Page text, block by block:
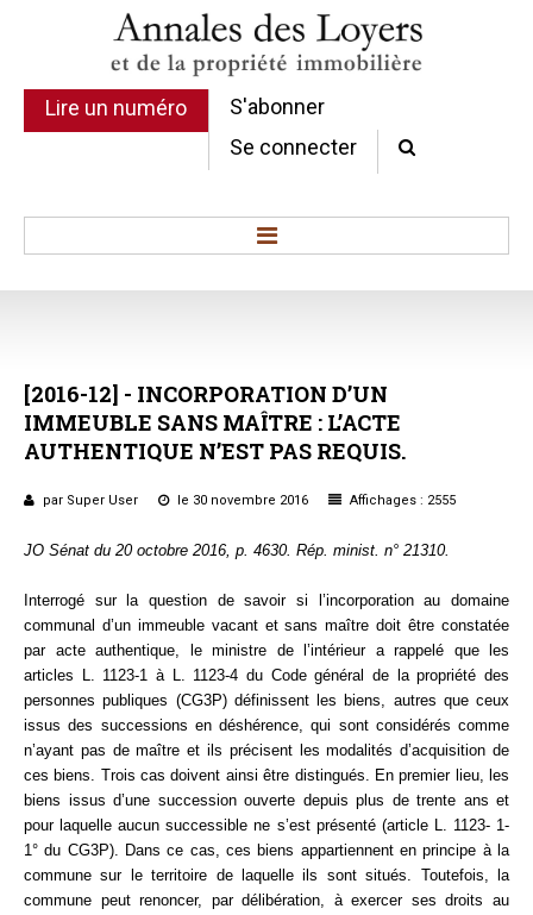
Lire un numéro
S'abonner
Se connecter
Sommaires
Chroniques
Etudes de texte
Réponses ministérielles
Formez-vous !
[2016-12] - INCORPORATION D’UN
IMMEUBLE SANS MAÎTRE : L’ACTE
AUTHENTIQUE N’EST PAS REQUIS.
par Super User le 30 novembre 2016 Affichages : 2555
JO Sénat du 20 octobre 2016, p. 4630. Rép. minist. n° 21310.
Interrogé sur la question de savoir si l’incorporation au domaine
communal d’un immeuble vacant et sans maître doit être constatée
par acte authentique, le ministre de l’intérieur a rappelé que les
articles L. 1123-1 à L. 1123-4 du Code général de la propriété des
personnes publiques (CG3P) définissent les biens, autres que ceux
issus des successions en déshérence, qui sont considérés comme
n’ayant pas de maître et ils précisent les modalités d’acquisition de
ces biens. Trois cas doivent ainsi être distingués. En premier lieu, les
biens issus d’une succession ouverte depuis plus de trente ans et
pour laquelle aucun successible ne s’est présenté (article L. 1123- 1-
1° du CG3P). Dans ce cas, ces biens appartiennent en principe à la
commune sur le territoire de laquelle ils sont situés. Toutefois, la
commune peut renoncer, par délibération, à exercer ses droits au